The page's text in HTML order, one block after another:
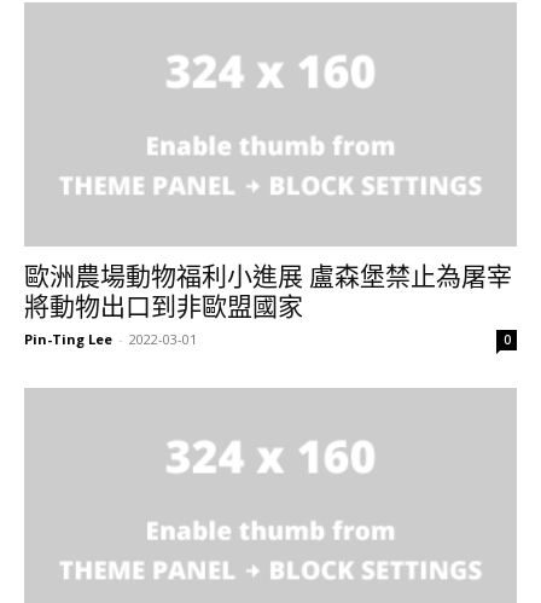
歐洲農場動物福利小進展 盧森堡禁止為屠宰
將動物出口到非歐盟國家
Pin-Ting Lee - 2022-03-01 0